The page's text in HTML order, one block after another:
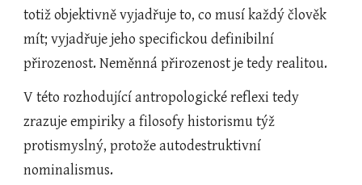
totiž objektivně vyjadřuje to, co musí každý člověk
mít; vyjadřuje jeho specifickou definibilní
přirozenost. Neměnná přirozenost je tedy realitou.
V této rozhodující antropologické reflexi tedy
zrazuje empiriky a filosofy historismu týž
protismyslný, protože autodestruktivní
nominalismus.